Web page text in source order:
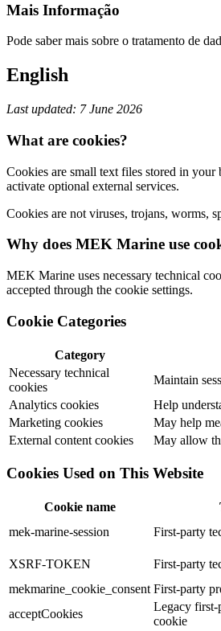
Mais Informação
Pode saber mais sobre o tratamento de
English
Last updated: 7 June 2026
What are cookies?
Cookies are small text files stored in your
activate optional external services.
Cookies are not viruses, trojans, worms,
Why does MEK Marine use
MEK Marine uses necessary technical
accepted through the cookie settings.
Cookie Categories
Category
Necessary technical
cookies
Maintain
Analytics cookies
Help
Marketing cookies
May help
External content cookies
May allow
Cookies Used on This Website
Cookie name
mek-marine-session
First-party
XSRF-TOKEN
First-party
mekmarine_cookie_consent First-party
acceptCookies
Legacy first-
cookie